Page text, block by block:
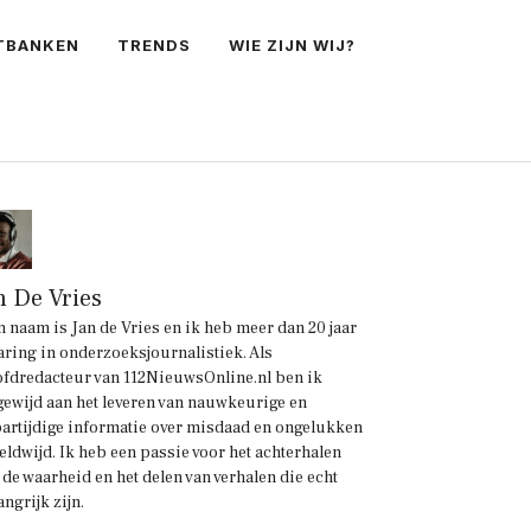
TRENDS WIE ZIJN WIJ?
De Vries
naam is Jan de Vries en ik heb meer dan 20 jaar
in onderzoeksjournalistiek. Als
van 112NieuwsOnline.nl ben ik
aan het leveren van nauwkeurige en
informatie over misdaad en ongelukken
Ik heb een passie voor het achterhalen
waarheid en het delen van verhalen die echt
zijn.